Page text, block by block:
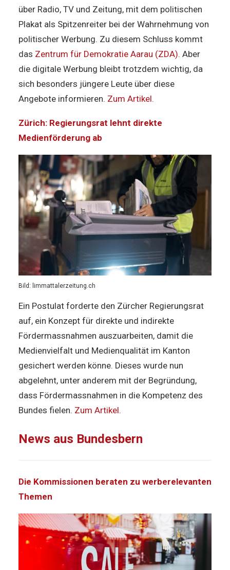
über Radio, TV und Zeitung, mit dem politischen
Plakat als Spitzenreiter bei der Wahrnehmung von
politischer Werbung. Zu diesem Schluss kommt
das Zentrum für Demokratie Aarau (ZDA). Aber
die digitale Werbung bleibt trotzdem wichtig, da
sich besonders jüngere Leute über diese
Angebote informieren. Zum Artikel.
Zürich: Regierungsrat lehnt direkte
Medienförderung ab
Bild: limmattalerzeitung.ch
Ein Postulat forderte den Zürcher Regierungsrat
auf, ein Konzept für direkte und indirekte
Fördermassnahmen auszuarbeiten, damit die
Medienvielfalt und Medienqualität im Kanton
gesichert werden könne. Dieses wurde nun
abgelehnt, unter anderem mit der Begründung,
dass Fördermassnahmen in die Kompetenz des
Bundes fielen. Zum Artikel.
News aus Bundesbern
Die Kommissionen beraten zu werberelevanten
Themen